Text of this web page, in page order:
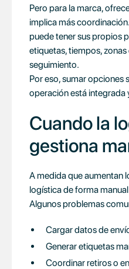
Pero para la marca,
implica más
puede tener sus propios
etiquetas, tiempos,
seguimiento.
Por eso, sumar opciones
operación está integrada
Cuando la
gestiona
A medida que aumentan
logística de forma
Algunos problemas
Cargar datos de
Generar etiquetas
Coordinar retiros o